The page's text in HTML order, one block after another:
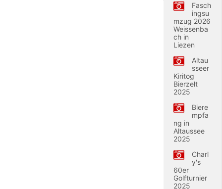
Fasch
ingsu
mzug 2026
Weissenba
ch in
Liezen
Altau
sseer
Kiritog
Bierzelt
2025
Biere
mpfa
ng in
Altaussee
2025
Charl
y's
60er
Golfturnier
2025